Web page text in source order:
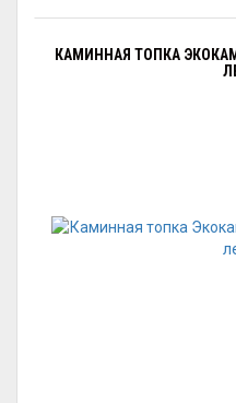
КАМИННАЯ ТОПКА